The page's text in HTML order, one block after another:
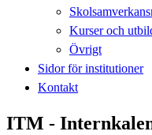
Kurser och
Övrigt
Sidor för institutioner
Kontakt
ITM -